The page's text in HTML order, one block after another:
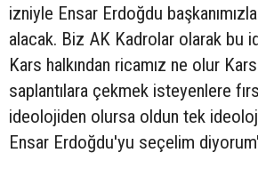
izniyle Ensar Erdoğdu
alacak. Biz AK Kadrolar olarak bu
Kars halkından ricamız ne olur
saplantılara çekmek isteyenlere
ideolojiden olursa oldun tek
Ensar Erdoğdu'yu seçelim